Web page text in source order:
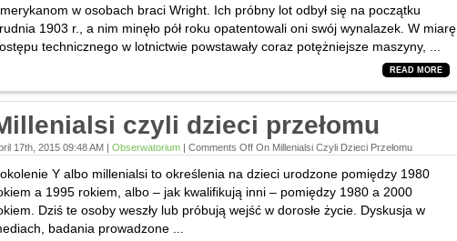
w osobach braci Wright. Ich próbny lot odbył się na początku
1903 r., a nim minęło pół roku opatentowali oni swój wynalazek. W miarę
technicznego w lotnictwie powstawały coraz potężniejsze maszyny, ...
READ MORE
czyli dzieci przełomu
17th, 2015 09:48 AM | Obserwatorium | Comments Off On Millenialsi Czyli Dzieci Przełomu
Y albo millenialsi to określenia na dzieci urodzone pomiędzy 1980
a 1995 rokiem, albo – jak kwalifikują inni – pomiędzy 1980 a 2000
Dziś te osoby weszły lub próbują wejść w dorosłe życie. Dyskusja w
badania prowadzone ...